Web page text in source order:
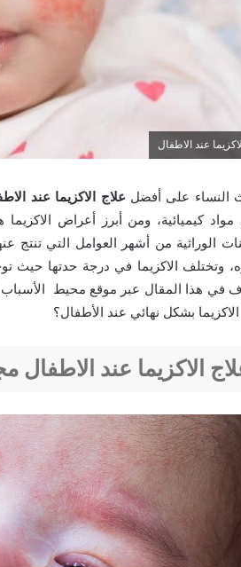
عند الاطفال
النساء على أفضل علاج الاكزيما عند
كيميائية، ومن أبرز أعراض
الوراثية من أشهر العوامل التي تنتج
وتختلف الاكزيما في درجة حدتها حيث
في هذا المقال عبر موقع محيط الأسباب
بشكل نهائي عند الأطفال؟
الاكزيما عند الاطفال